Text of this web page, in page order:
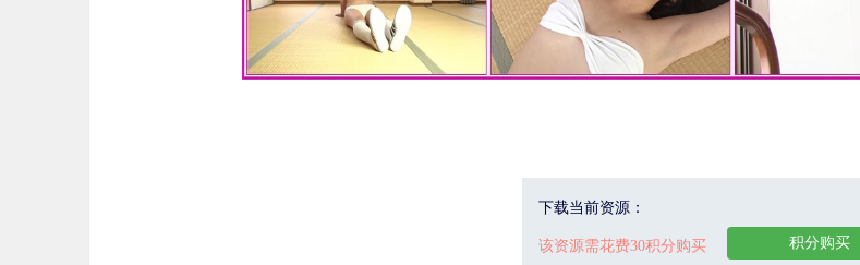
下载当前资源：
该资源需花费30积分购买 积分购买